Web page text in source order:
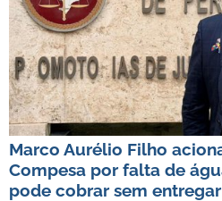
Marco Aurélio Filho
Compesa por falta de
pode cobrar sem